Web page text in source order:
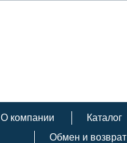
О компании Каталог
Обмен и возврат